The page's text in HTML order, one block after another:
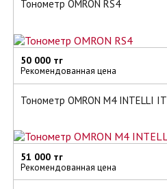
Тонометр OMRON RS4
50 000 тг
Рекомендованная цена
Тонометр OMRON M4 INTELLI IT
51 000 тг
Рекомендованная цена